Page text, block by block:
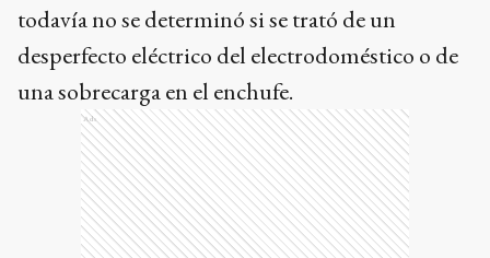
todavía no se determinó si se trató de un
desperfecto eléctrico del electrodoméstico o de
una sobrecarga en el enchufe.
Ads